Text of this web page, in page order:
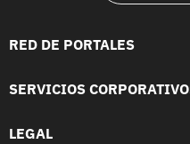
RED DE PORTALES
SERVICIOS
LEGAL